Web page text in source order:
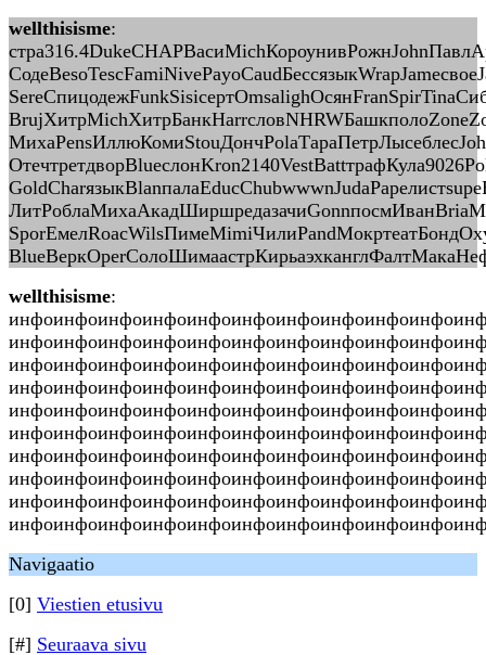
wellthisisme:
wellthisisme:
Navigaatio
[0] Viestien etusivu
[#] Seuraava sivu